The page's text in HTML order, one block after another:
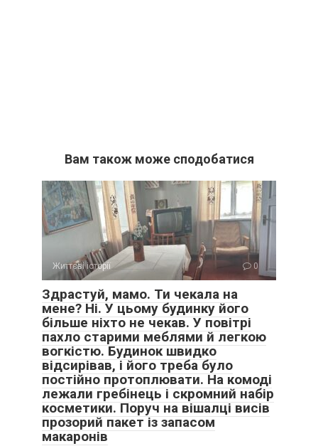
Вам також може сподобатися
Життєві історії 0
Здрастуй, мамо. Ти чекала на
мене? Ні. У цьому будинку його
більше ніхто не чекав. У повітрі
пахло старими меблями й легкою
вогкістю. Будинок швидко
відсирівав, і його треба було
постійно протоплювати. На комоді
лежали гребінець і скромний набір
косметики. Поруч на вішалці висів
прозорий пакет із запасом
макаронів